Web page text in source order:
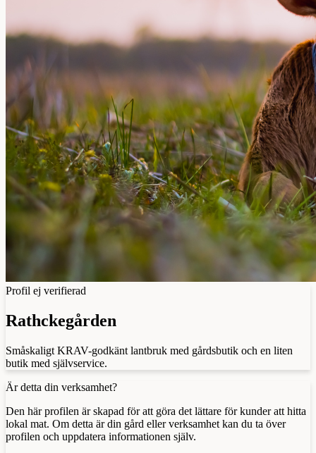
Profil ej verifierad
Rathckegården
Småskaligt KRAV-godkänt lantbruk med gårdsbutik och en liten
butik med självservice.
Är detta din verksamhet?
Den här profilen är skapad för att göra det lättare för kunder att hitta
lokal mat. Om detta är din gård eller verksamhet kan du ta över
profilen och uppdatera informationen själv.